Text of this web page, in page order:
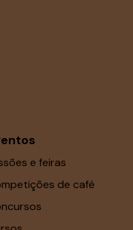
e feiras
de café